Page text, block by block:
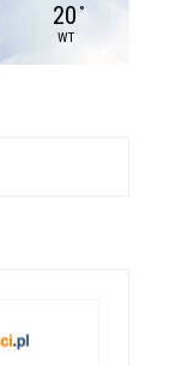
20 °
WT